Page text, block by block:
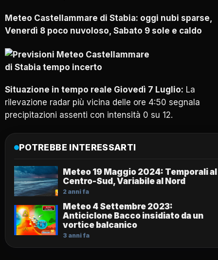
Meteo Castellammare di Stabia: oggi nubi sparse,
Venerdì 8 poco nuvoloso, Sabato 9 sole e caldo
Situazione in tempo reale Giovedì 7 Luglio: La
rilevazione radar più vicina delle ore 4:50 segnala
precipitazioni assenti con intensità 0 su 12.
POTREBBE INTERESSARTI
Meteo 19 Maggio 2024: Temporali al
Centro-Sud, Variabile al Nord
2 anni fa
Meteo 4 Settembre 2023:
Anticiclone Bacco insidiato da un
vortice balcanico
3 anni fa